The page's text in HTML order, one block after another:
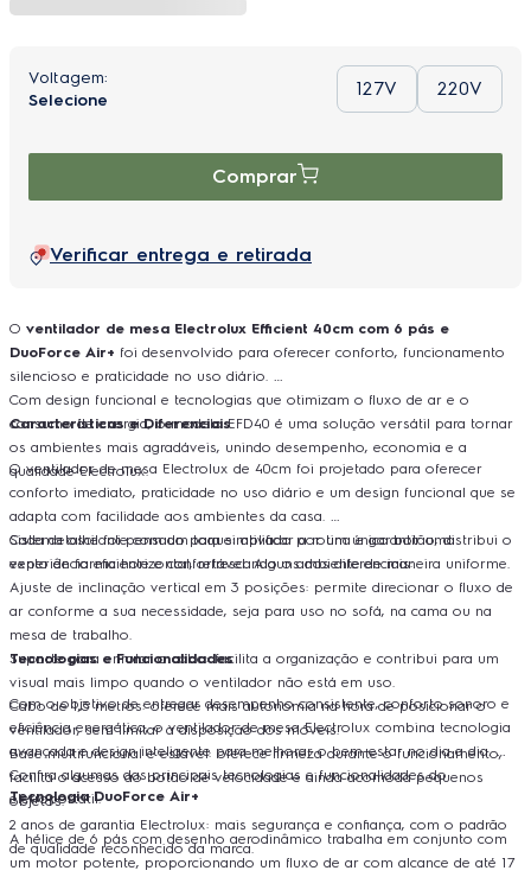
127V 220V
Comprar
Verificar entrega e retirada
O ventilador de mesa Electrolux Efficient 40cm com 6 pás e
DuoForce Air+ foi desenvolvido para oferecer conforto, funcionamento
silencioso e praticidade no uso diário.
Com design funcional e tecnologias que otimizam o fluxo de ar e o
consumo de energia, o modelo EFD40 é uma solução versátil para tornar
os ambientes mais agradáveis, unindo desempenho, economia e a
qualidade Electrolux.
Características e Diferenciais
O ventilador de mesa Electrolux de 40cm foi projetado para oferecer
conforto imediato, praticidade no uso diário e um design funcional que se
adapta com facilidade aos ambientes da casa.
Cada detalhe foi pensado para simplificar a rotina e garantir uma
experiência eficiente e confortável. Alguns dos diferenciais:
Sistema oscilante com um toque: ativado por um único botão, distribui o
vento de forma horizontal, refrescando o ambiente de maneira uniforme.
Ajuste de inclinação vertical em 3 posições: permite direcionar o fluxo de
ar conforme a sua necessidade, seja para uso no sofá, na cama ou na
mesa de trabalho.
Suporte para enrolar o cabo: facilita a organização e contribui para um
visual mais limpo quando o ventilador não está em uso.
Cabo de 1,3 metros: oferece mais autonomia na hora de posicionar o
ventilador, sem limitar a disposição dos móveis.
Base multifuncional e estável: oferece firmeza durante o funcionamento,
facilita o acesso ao botão de velocidade e ainda acomoda pequenos
objetos.
2 anos de garantia Electrolux: mais segurança e confiança, com o padrão
de qualidade reconhecido da marca.
Tecnologias e Funcionalidades
Com o objetivo de entregar desempenho consistente, conforto sonoro e
eficiência energética, o ventilador de mesa Electrolux combina tecnologia
avançada e design inteligente para melhorar o bem-estar no dia a dia.
Confira algumas das principais tecnologias e funcionalidades do
eletroportátil.
Tecnologia DuoForce Air+
A hélice de 6 pás com desenho aerodinâmico trabalha em conjunto com
um motor potente, proporcionando um fluxo de ar com alcance de até 17